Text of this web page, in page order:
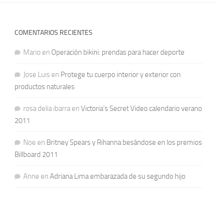
COMENTARIOS RECIENTES
Mario en Operación bikini: prendas para hacer deporte
Jose Luis en Protege tu cuerpo interior y exterior con
productos naturales
rosa delia ibarraen Victoria’s Secret Video calendario verano
2011
Noe en Britney Spears y Rihanna besándose en los premios
Billboard 2011
Anne en Adriana Lima embarazada de su segundo hijo